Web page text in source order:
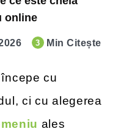
online
3 Min Citește
cu
ci cu alegerea
ales